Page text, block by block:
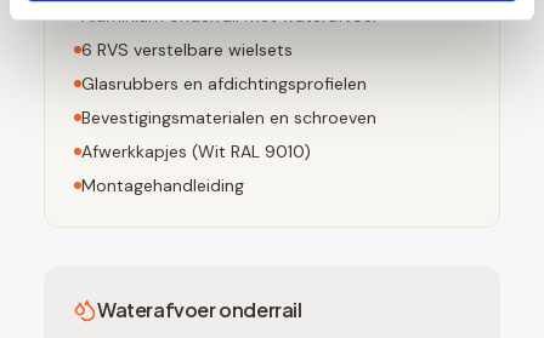
Aluminium onderrail met waterafvoer
6 RVS verstelbare wielsets
Glasrubbers en afdichtingsprofielen
Bevestigingsmaterialen en schroeven
Afwerkkapjes (Wit RAL 9010)
Montagehandleiding
Waterafvoer onderrail